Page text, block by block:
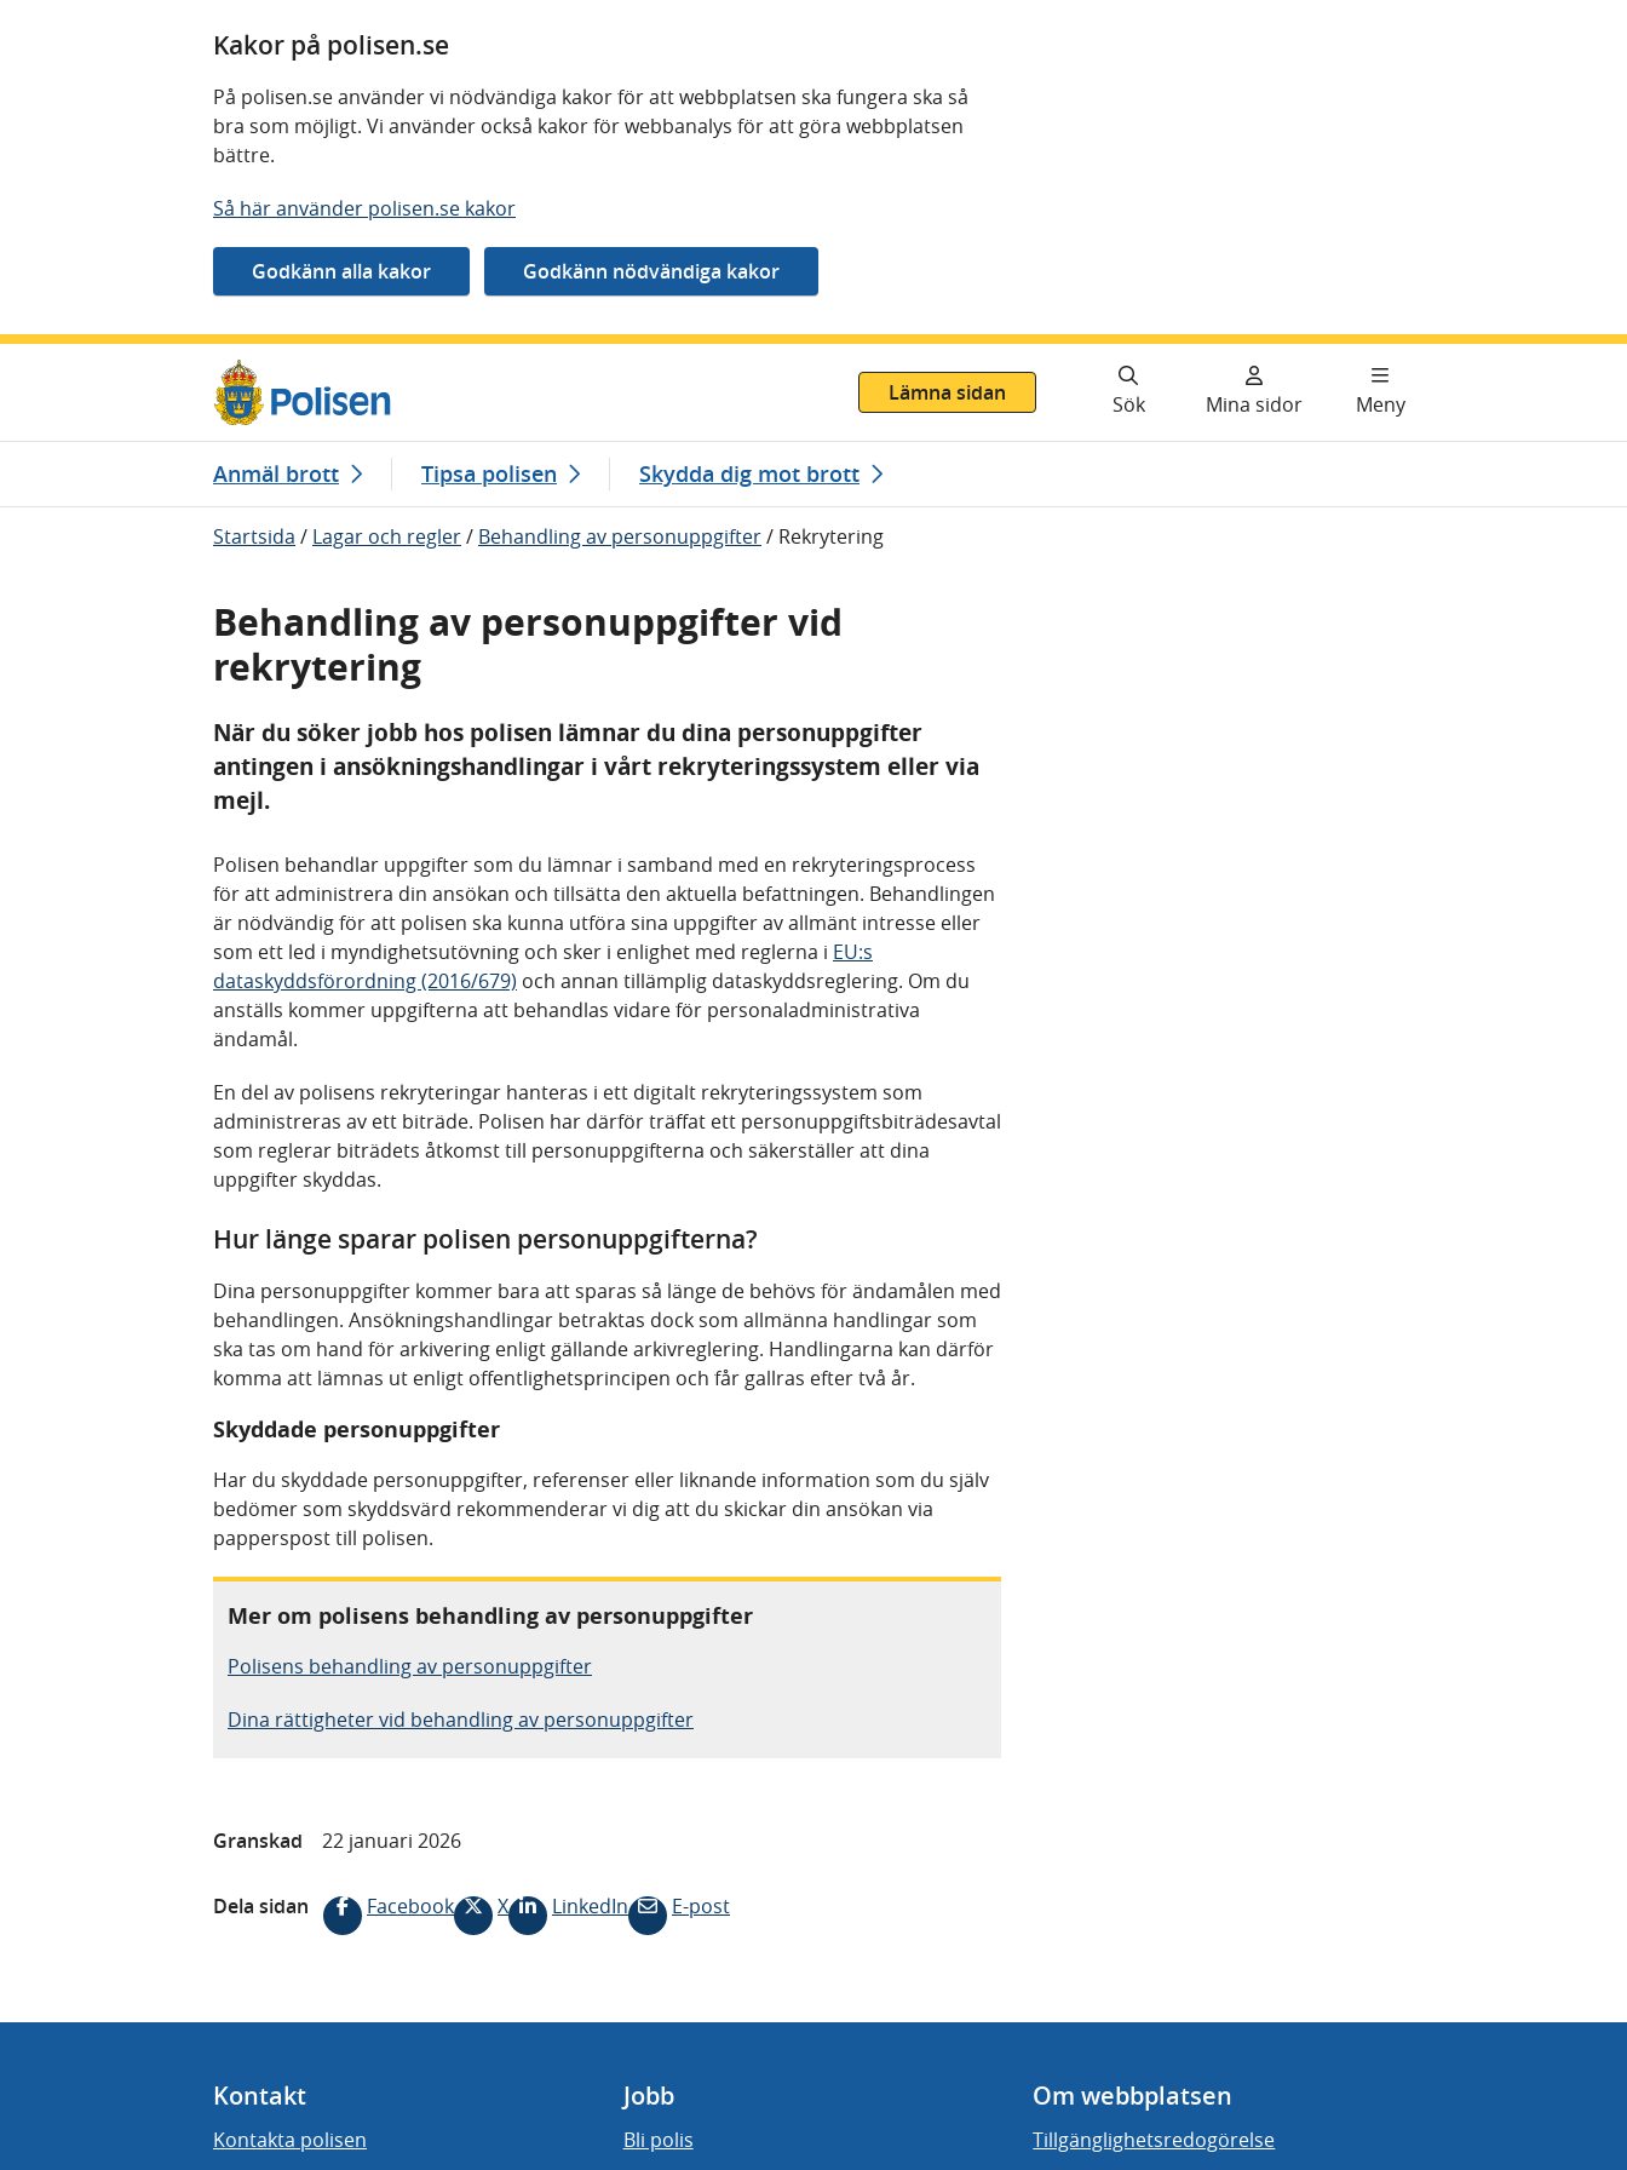
Kakor på polisen.se
På polisen.se använder vi nödvändiga kakor för att webbplatsen ska fungera ska så
bra som möjligt. Vi använder också kakor för webbanalys för att göra webbplatsen
bättre.
Så här använder polisen.se kakor
Lämna sidan
Sök Mina sidor Meny
Anmäl brott Tipsa polisen Skydda dig mot brott
Startsida / Lagar och regler/ Behandling av personuppgifter/ Rekrytering
Behandling av personuppgifter vid
rekrytering
När du söker jobb hos polisen lämnar du dina personuppgifter
antingen i ansökningshandlingar i vårt rekryteringssystem eller via
mejl.
Polisen behandlar uppgifter som du lämnar i samband med en rekryteringsprocess
för att administrera din ansökan och tillsätta den aktuella befattningen. Behandlingen
är nödvändig för att polisen ska kunna utföra sina uppgifter av allmänt intresse eller
som ett led i myndighetsutövning och sker i enlighet med reglerna i EU:s
dataskyddsförordning (2016/679) och annan tillämplig dataskyddsreglering. Om du
anställs kommer uppgifterna att behandlas vidare för personaladministrativa
ändamål.
En del av polisens rekryteringar hanteras i ett digitalt rekryteringssystem som
administreras av ett biträde. Polisen har därför träffat ett personuppgiftsbiträdesavtal
som reglerar biträdets åtkomst till personuppgifterna och säkerställer att dina
uppgifter skyddas.
Hur länge sparar polisen personuppgifterna?
Dina personuppgifter kommer bara att sparas så länge de behövs för ändamålen med
behandlingen. Ansökningshandlingar betraktas dock som allmänna handlingar som
ska tas om hand för arkivering enligt gällande arkivreglering. Handlingarna kan därför
komma att lämnas ut enligt offentlighetsprincipen och får gallras efter två år.
Skyddade personuppgifter
Har du skyddade personuppgifter, referenser eller liknande information som du själv
bedömer som skyddsvärd rekommenderar vi dig att du skickar din ansökan via
papperspost till polisen.
Mer om polisens behandling av personuppgifter
Polisens behandling av personuppgifter
Dina rättigheter vid behandling av personuppgifter
Granskad 22 januari 2026
Dela sidan Facebook X LinkedIn E-post
Kontakt
Kontakta polisen
Jobb
Bli polis
Om webbplatsen
Tillgänglighetsredogörelse